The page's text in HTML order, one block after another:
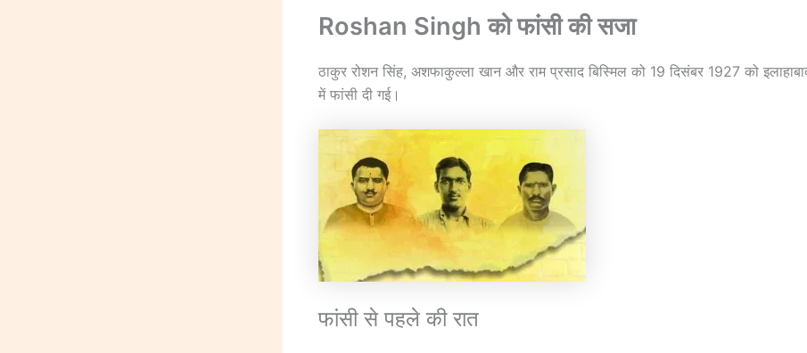
Roshan Singh को फांसी की सजा
ठाकुर रोशन सिंह, अशफाकुल्ला खान और राम प्रसाद बिस्मिल को 19 दिसंबर 1927 को
में फांसी दी गई।
फांसी से पहले की रात